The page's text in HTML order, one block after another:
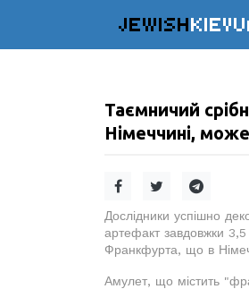
JEWISH
Таємничий
Німеччині,
Дослідники успішно
артефакт завдовжки
Франкфурта, що в
Амулет, що містить